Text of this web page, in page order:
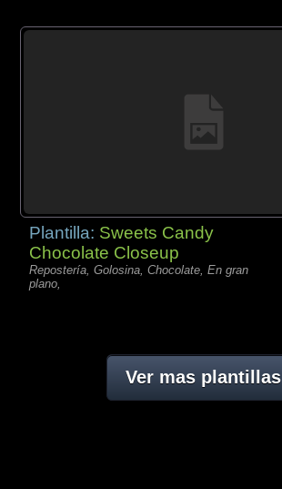
Plantilla: Sweets Candy
Chocolate Closeup
Repostería, Golosina, Chocolate, En gran
plano,
Ver mas plantillas